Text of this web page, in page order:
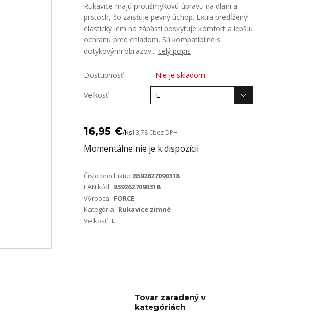
Rukavice majú protišmykovú úpravu na dlani a
prstoch, čo zaisťuje pevný úchop. Extra predĺžený
elastický lem na zápästí poskytuje komfort a lepšiu
ochranu pred chladom. Sú kompatibilné s
dotykovými obrazov... celý popis
Dostupnosť Nie je skladom
Veľkosť
16,95 €/ks13,78 €bez DPH
Momentálne nie je k dispozícii
Číslo produktu: 8592627090318
EAN kód: 8592627090318
Výrobca: FORCE
Kategória: Rukavice zimné
Veľkosť: L
Tovar zaradený v
kategóriách